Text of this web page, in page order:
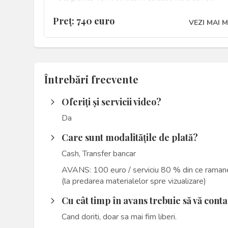
 Album digital marime 30 x 60 cm sau 25 x 60
22 colaje, coperta unicat (piele, imitatie, acryl) +
cutie in piele ecologica + pocket (copie fidela)
ecologica + pocket (copie fidela dupa albumul
 Album nasi/ parinti, coperta foto laminat sau piele
 Al doilea fotograf prezent la eveniment 100
Euro
Preţ: 740 euro VEZI MAI
Întrebări frecvente
arrow_forward_ios Oferiți și servicii video?
Da
arrow_forward_ios Care sunt modalitățile de plată?
Cash, Transfer bancar
AVANS: 100 euro / serviciu 80 % din ce
(la predarea materialelor spre vizualizare)
arrow_forward_ios Cu cât timp în avans trebuie să vă
Cand doriti, doar sa mai fim liberi.